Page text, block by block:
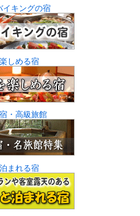
イキングの宿
しめる宿
・高級旅館
まれる宿